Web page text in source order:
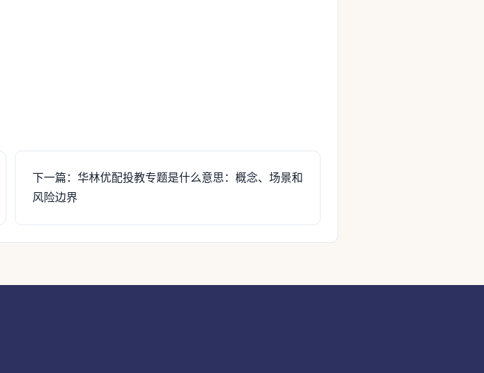
下一篇：华林优配投教专题是什么意思：概念、场景和
风险边界